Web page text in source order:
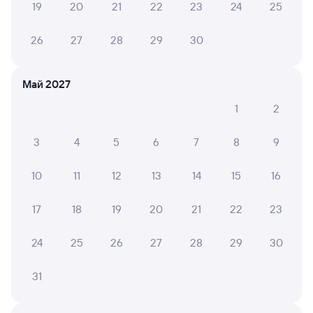
Онлайн-покупка за 4 минуты
Онлайн-возврат билетов без очереди в кассу
Частые вопросы
Что нужно, чтобы сесть в поезд?
на другой поезд?
19 20 21 22 23 24 25
26 27 28 29 30
Май 2027
1
2
3 4 5 6 7 8 9
10 11 12 13 14 15 16
17 18 19 20 21 22 23
24 25 26 27 28 29 30
31